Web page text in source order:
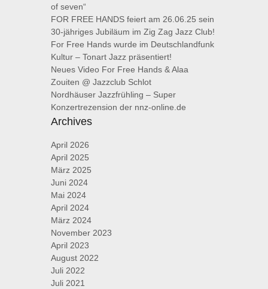
of seven“
FOR FREE HANDS feiert am 26.06.25 sein
30-jähriges Jubiläum im Zig Zag Jazz Club!
For Free Hands wurde im Deutschlandfunk
Kultur – Tonart Jazz präsentiert!
Neues Video For Free Hands & Alaa
Zouiten @ Jazzclub Schlot
Nordhäuser Jazzfrühling – Super
Konzertrezension der nnz-online.de
Archives
April 2026
April 2025
März 2025
Juni 2024
Mai 2024
April 2024
März 2024
November 2023
April 2023
August 2022
Juli 2022
Juli 2021